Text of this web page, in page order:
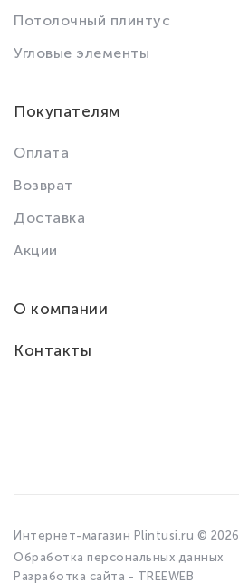
Потолочный плинтус
Угловые элементы
Покупателям
Оплата
Возврат
Доставка
Акции
О компании
Контакты
Интернет-магазин Plintusi.ru © 2026
Обработка персональных данных
Разработка сайта - TREEWEB